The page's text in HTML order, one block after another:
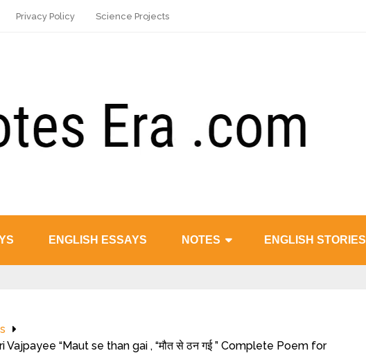
Privacy Policy Science Projects
ENGLISH ESSAYS NOTES ENGLISH STORIES
“Maut se than gai , “मौत से ठन गई ” Complete Poem for